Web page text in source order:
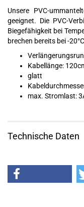
Unsere PVC-
geeignet. Die PVC-
Biegefähigkeit bei
brechen bereits bei -
Kabellänge:
glatt
max. Stromlast:
Technische Daten